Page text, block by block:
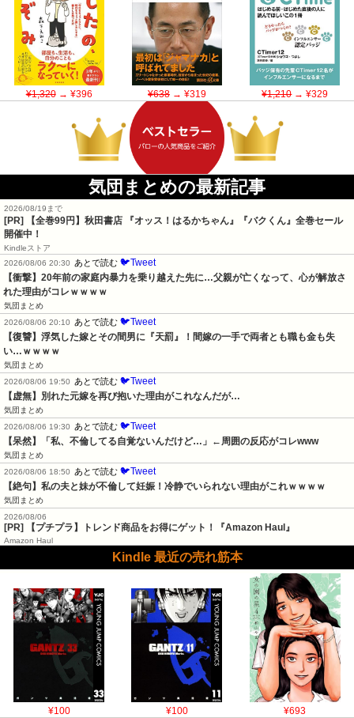
¥1,320→ ¥396 ¥638→ ¥319 ¥1,210→ ¥329
気団まとめの最新記事
2026/08/19まで
[PR]
【全巻99円】秋田書店 『オッス！はるかちゃん』『バクくん』全巻セール
開催中！
Kindleストア
2026/08/06 20:30
あとで読む 🐦Tweet
【衝撃】20年前の家庭内暴力を乗り越えた先に…父親が亡くなって、心が解放さ
れた理由がコレｗｗｗｗ
気団まとめ
2026/08/06 20:10
あとで読む 🐦Tweet
【復讐】浮気した嫁とその間男に『天罰』！間嫁の一手で両者とも職も金も失
い…ｗｗｗｗ
気団まとめ
2026/08/06 19:50
あとで読む 🐦Tweet
【虚無】別れた元嫁を再び抱いた理由がこれなんだが…
気団まとめ
2026/08/06 19:30
あとで読む 🐦Tweet
【呆然】「私、不倫してる自覚ないんだけど…」←周囲の反応がコレwww
気団まとめ
2026/08/06 18:50
あとで読む 🐦Tweet
【絶句】私の夫と妹が不倫して妊娠！冷静でいられない理由がこれｗｗｗｗ
気団まとめ
2026/08/06
[PR] 【プチプラ】トレンド商品をお得にゲット！『Amazon Haul』
Amazon Haul
Kindle 最近の売れ筋本
¥100 ¥100 ¥693